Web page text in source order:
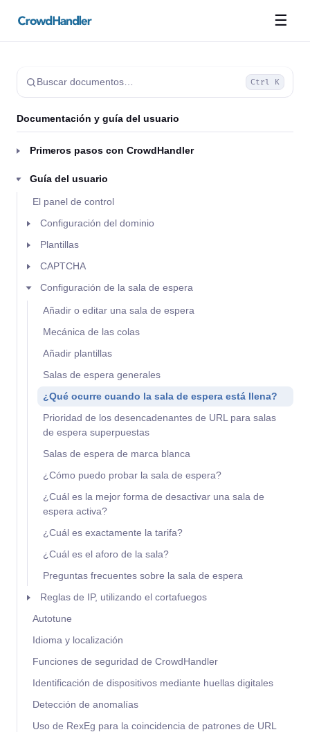
☰
Buscar documentos… Ctrl K
Documentación y guía del usuario
Primeros pasos con CrowdHandler
Guía del usuario
El panel de control
Configuración del dominio
Plantillas
CAPTCHA
Configuración de la sala de espera
Añadir o editar una sala de espera
Mecánica de las colas
Añadir plantillas
Salas de espera generales
¿Qué ocurre cuando la sala de espera está llena?
Prioridad de los desencadenantes de URL para salas
de espera superpuestas
Salas de espera de marca blanca
¿Cómo puedo probar la sala de espera?
¿Cuál es la mejor forma de desactivar una sala de
espera activa?
¿Cuál es exactamente la tarifa?
¿Cuál es el aforo de la sala?
Preguntas frecuentes sobre la sala de espera
Reglas de IP, utilizando el cortafuegos
Autotune
Idioma y localización
Funciones de seguridad de CrowdHandler
Identificación de dispositivos mediante huellas digitales
Detección de anomalías
Uso de RexEg para la coincidencia de patrones de URL